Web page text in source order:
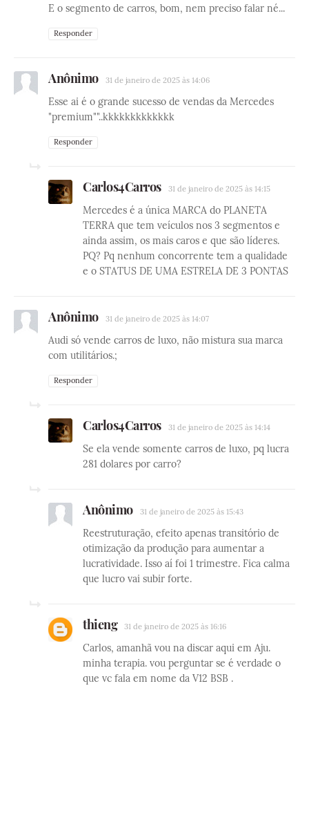
E o segmento de carros, bom, nem preciso falar né...
Responder
Anônimo 31 de janeiro de 2025 às 14:06
Esse ai é o grande sucesso de vendas da Mercedes
"premium""..kkkkkkkkkkkkk
Responder
Carlos4Carros 31 de janeiro de 2025 às 14:15
Mercedes é a única MARCA do PLANETA
TERRA que tem veículos nos 3 segmentos e
ainda assim, os mais caros e que são líderes.
PQ? Pq nenhum concorrente tem a qualidade
e o STATUS DE UMA ESTRELA DE 3 PONTAS
Anônimo 31 de janeiro de 2025 às 14:07
Audi só vende carros de luxo, não mistura sua marca
com utilitários.;
Responder
Carlos4Carros 31 de janeiro de 2025 às 14:14
Se ela vende somente carros de luxo, pq lucra
281 dolares por carro?
Anônimo 31 de janeiro de 2025 às 15:43
Reestruturação, efeito apenas transitório de
otimização da produção para aumentar a
lucratividade. Isso aí foi 1 trimestre. Fica calma
que lucro vai subir forte.
thieng 31 de janeiro de 2025 às 16:16
Carlos, amanhã vou na discar aqui em Aju.
minha terapia. vou perguntar se é verdade o
que vc fala em nome da V12 BSB .